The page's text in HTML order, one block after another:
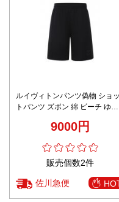
ルイヴィトンパンツ偽物 ショッ
トパンツ ズボン 綿 ビーチ ゆっ
9000円
販売個数2件
佐川急便